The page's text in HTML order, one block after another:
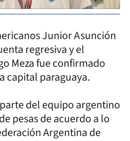
Junior Asunción
regresiva y el
Meza fue confirmado
capital paraguaya.
del equipo argentino
pesas de acuerdo a lo
Argentina de